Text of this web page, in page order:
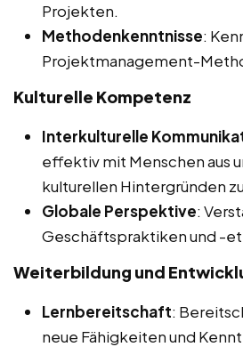
Projekten.
Methodenkenntnisse:
Projektmanagement-
Kulturelle Kompetenz
Interkulturelle
effektiv mit Menschen aus
kulturellen Hintergründen
Globale Perspektive:
Geschäftspraktiken und -
Weiterbildung und
Lernbereitschaft:
neue Fähigkeiten und